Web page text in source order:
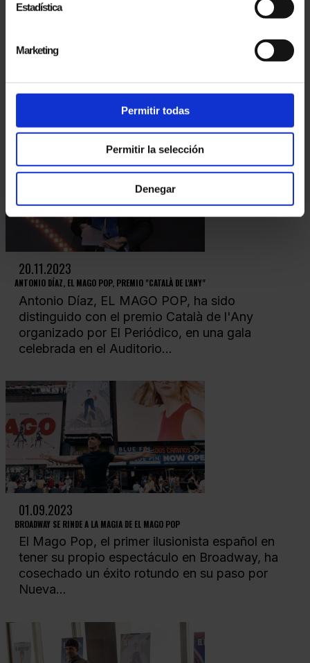
Estadística
Marketing
Permitir todas
Permitir la selección
Denegar
Antonio Díaz, EL MAGO POP, ha batido el
York, superando a Bruce Springsteen y Hugh
20.11.2023
ANTONIO DÍAZ, EL MAGO POP, PREMIO "CATALÀ DE L'ANY"
Antonio Díaz, EL MAGO POP, ha sido
distinguido con el premio Català de l'Any
organizado por El Periódico, en una gala
celebrada en el Auditorio...
01.09.2023
BROADWAY SE RINDE A LA MAGIA DE EL MAGO POP
El Mago Pop, el primer ilusionista español en
tener su propio espectáculo en Broadway, ha
cosechado un éxito rotundo en su paso por
Nueva...